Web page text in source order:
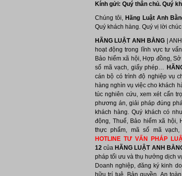
Kính gửi: Quý thân chủ. Quý
Chúng tôi, Hãng Luật Anh
Quý khách hàng. Quý vị lời
HÃNG LUẬT ANH BẰNG |
hoạt động trong lĩnh vực tư
Bảo hiểm xã hội, Hợp đồng,
số mã vạch, giấy phép…
cán bộ có trình độ nghiệp vụ
hàng nghìn vụ việc cho khách
túc nghiên cứu, xem xét cẩn
phương án, giải pháp đúng
khách hàng. Quý khách có
động, Thuế, Bảo hiểm xã hội,
thực phẩm, mã số mã
HOTLINE TƯ VẤN PHÁP
12 của HÃNG LUẬT ANH
pháp tối ưu và thụ hưởng dịch
Doanh nghiệp, đăng ký kinh
hữu trí tuệ, Bản quyền, An